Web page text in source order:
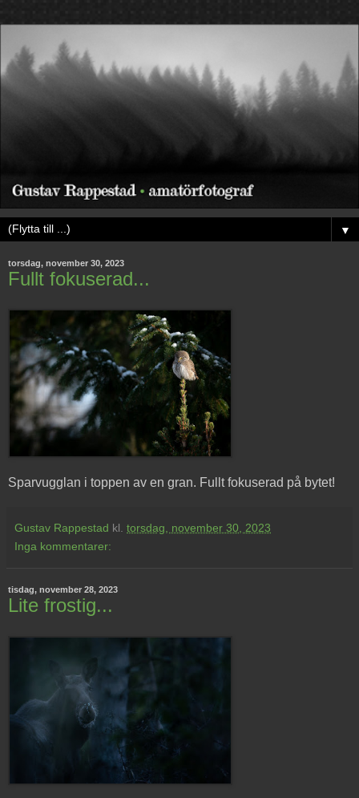
▼
torsdag, november 30, 2023
Fullt fokuserad...
Sparvugglan i toppen av en gran. Fullt fokuserad på bytet!
Gustav Rappestad kl. torsdag, november 30, 2023
Inga kommentarer:
tisdag, november 28, 2023
Lite frostig...